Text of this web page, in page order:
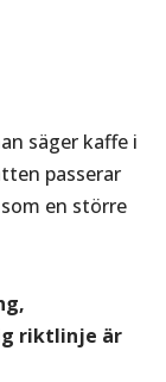
säger kaffe i
passerar
en större
riktlinje är